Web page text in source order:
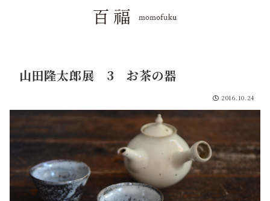
山田隆太郎展 3 お茶の器
2016.10.24